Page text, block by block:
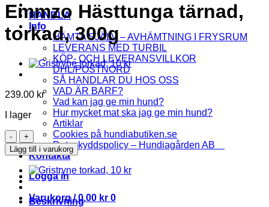
HANDLA
Info
HÄMTA SJÄLV – AVHÄMTNING I FRYSRUM
LEVERANS MED TURBIL
KÖP- OCH LEVERANSVILLKOR
DHL/POSTNORD
SÅ HANDLAR DU HOS OSS
VAD ÄR BARF?
Vad kan jag ge min hund?
Hur mycket mat ska jag ge min hund?
Artiklar
Cookies på hundiabutiken.se
Dataskyddspolicy – Hundiagården AB
Kontakta
Logga in
Varukorg /0.00 kr 0
Emmzo Hästtunga tärnad,
torkad, 300g
239.00 kr
I lager
Emmzo
Hästtunga
tärnad,
torkad,
300g
mängd
Lägg till i varukorg
Beskrivning